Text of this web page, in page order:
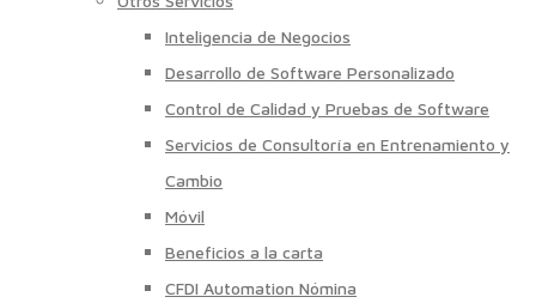
Inteligencia de Negocios
Desarrollo de Software Personalizado
Control de Calidad y Pruebas de Software
Servicios de Consultoría en Entrenamiento y
Cambio
Móvil
Beneficios a la carta
CFDI Automation Nómina